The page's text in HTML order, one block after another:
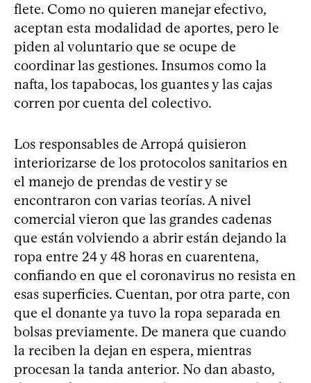
flete. Como no quieren manejar efectivo,
aceptan esta modalidad de aportes, pero le
piden al voluntario que se ocupe de
coordinar las gestiones. Insumos como la
nafta, los tapabocas, los guantes y las cajas
corren por cuenta del colectivo.
Los responsables de Arropá quisieron
interiorizarse de los protocolos sanitarios en
el manejo de prendas de vestir y se
encontraron con varias teorías. A nivel
comercial vieron que las grandes cadenas
que están volviendo a abrir están dejando la
ropa entre 24 y 48 horas en cuarentena,
confiando en que el coronavirus no resista en
esas superficies. Cuentan, por otra parte, con
que el donante ya tuvo la ropa separada en
bolsas previamente. De manera que cuando
la reciben la dejan en espera, mientras
procesan la tanda anterior. No dan abasto,